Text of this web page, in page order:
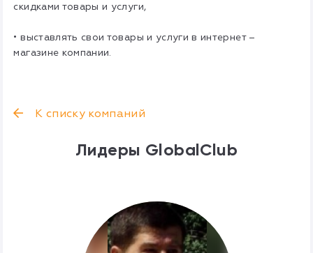
скидками товары и услуги,
• выставлять свои товары и услуги в интернет –
магазине компании.
К списку компаний
Лидеры GlobalClub